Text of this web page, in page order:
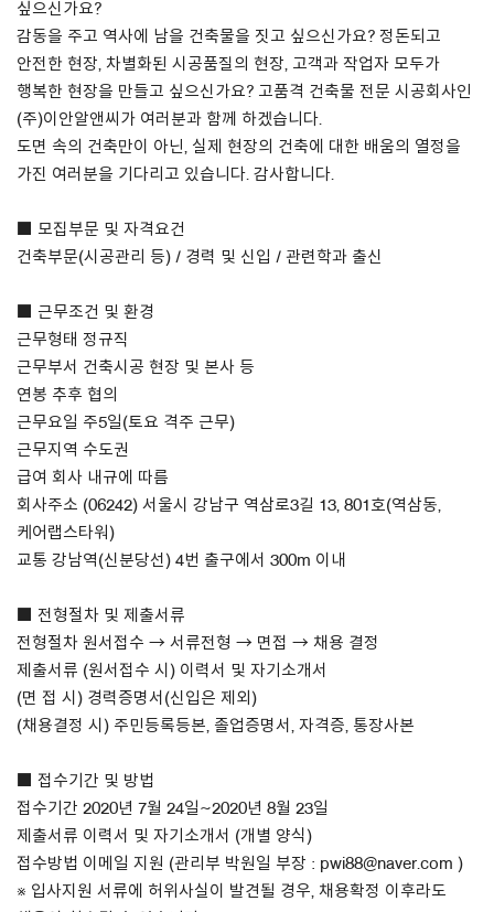
싶으신가요?
감동을 주고 역사에 남을 건축물을 짓고 싶으신가요? 정돈되고
안전한 현장, 차별화된 시공품질의 현장, 고객과 작업자 모두가
행복한 현장을 만들고 싶으신가요? 고품격 건축물 전문 시공회사인
(주)이안알앤씨가 여러분과 함께 하겠습니다.
도면 속의 건축만이 아닌, 실제 현장의 건축에 대한 배움의 열정을
가진 여러분을 기다리고 있습니다. 감사합니다.
■ 모집부문 및 자격요건
건축부문(시공관리 등) / 경력 및 신입 / 관련학과 출신
■ 근무조건 및 환경
근무형태 정규직
근무부서 건축시공 현장 및 본사 등
연봉 추후 협의
근무요일 주5일(토요 격주 근무)
근무지역 수도권
급여 회사 내규에 따름
회사주소 (06242) 서울시 강남구 역삼로3길 13, 801호(역삼동,
케어랩스타워)
교통 강남역(신분당선) 4번 출구에서 300m 이내
■ 전형절차 및 제출서류
전형절차 원서접수 → 서류전형 → 면접 → 채용 결정
제출서류 (원서접수 시) 이력서 및 자기소개서
(면 접 시) 경력증명서(신입은 제외)
(채용결정 시) 주민등록등본, 졸업증명서, 자격증, 통장사본
■ 접수기간 및 방법
접수기간 2020년 7월 24일~2020년 8월 23일
제출서류 이력서 및 자기소개서 (개별 양식)
접수방법 이메일 지원 (관리부 박원일 부장 : pwi88@naver.com )
※ 입사지원 서류에 허위사실이 발견될 경우, 채용확정 이후라도